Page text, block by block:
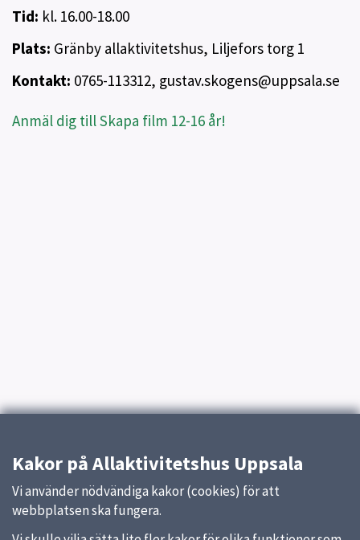
Tid: kl. 16.00-18.00
Plats: Gränby allaktivitetshus, Liljefors torg 1
Kontakt: 0765-113312, gustav.skogens@uppsala.se
Anmäl dig till Skapa film 12-16 år!
Kakor på Allaktivitetshus Uppsala
Vi använder nödvändiga kakor (cookies) för att
webbplatsen ska fungera.